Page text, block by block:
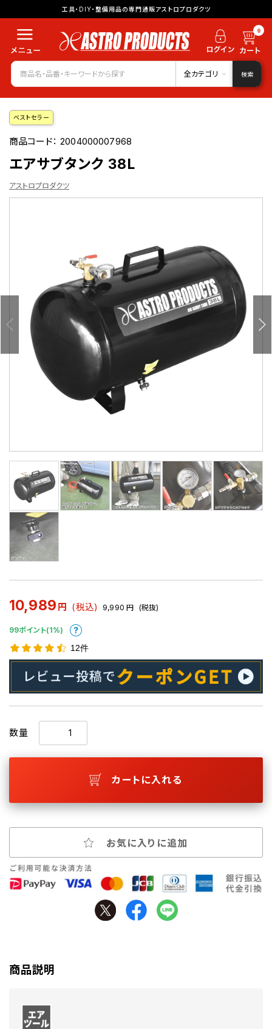
工具・DIY・整備用品の専門通販アストロプロダクツ
0
全カテゴリ 検索
ベストセラー
商品コード：2004000007968
エアサブタンク 38L
アストロプロダクツ
10,989 円 (税込) 9,990 円 (税抜)
99ポイント(1%)
12件
数量
カートに入れる
お気に入りに追加
商品説明